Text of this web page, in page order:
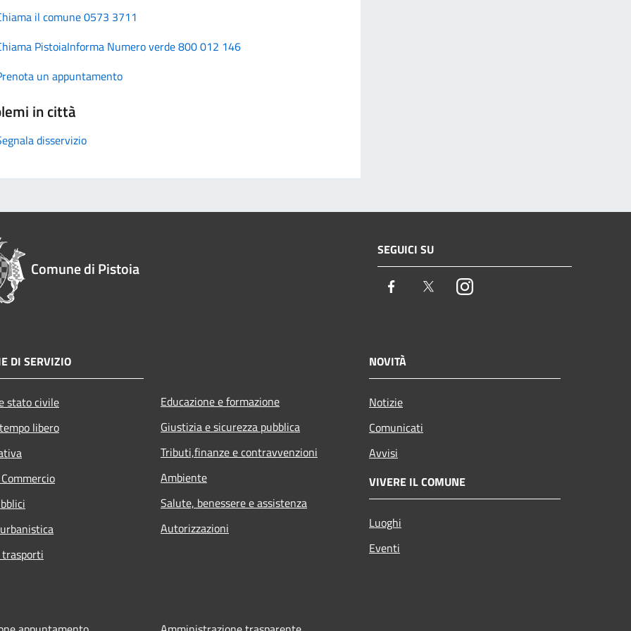
il comune 0573 3711
PistoiaInforma Numero verde 800 012 146
un appuntamento
in città
disservizio
Comune di Pistoia
SEGUICI SU
Facebook TwitterInstagram
DI SERVIZIO
stato civile
libero
Educazione e formazione
Giustizia e sicurezza pubblica
Tributi,finanze e contravvenzioni
Ambiente
Salute, benessere e assistenza
Autorizzazioni
NOVITÀ
Notizie
Comunicati
Avvisi
VIVERE IL COMUNE
Luoghi
Eventi